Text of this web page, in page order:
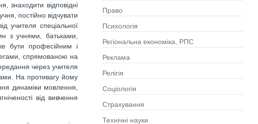
знаходити відповідні
постійно відчувати
учителя спеціальної
з учнями, батьками,
бути професійним і
спрямованою на
через учителя
На противагу йому
динаміки мовлення,
від вивчення
Право
Психологія
Регіональна економіка, РПС
Реклама
Релігія
Соціологія
Страхування
Технічні науки